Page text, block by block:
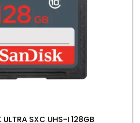
ULTRA SXC UHS-I 128GB